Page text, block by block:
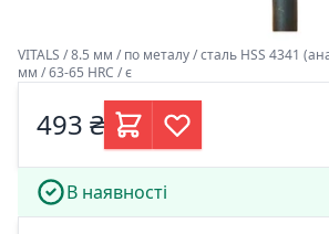
VITALS / 8.5 мм / по металу / сталь HSS 4341
мм / 63-65 HRC / є
493 ₴
В наявності